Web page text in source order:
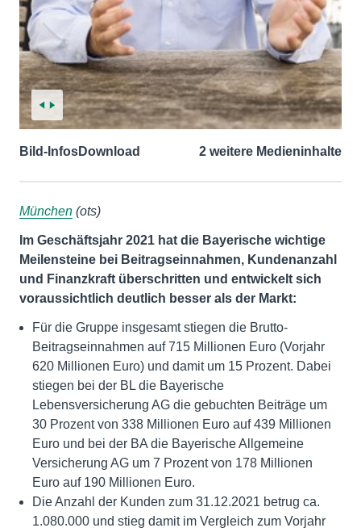
Bild-InfosDownload 2 weitere Medieninhalte
München (ots)
Im Geschäftsjahr 2021 hat die Bayerische wichtige
Meilensteine bei Beitragseinnahmen, Kundenanzahl
und Finanzkraft überschritten und entwickelt sich
voraussichtlich deutlich besser als der Markt:
Für die Gruppe insgesamt stiegen die Brutto-
Beitragseinnahmen auf 715 Millionen Euro (Vorjahr
620 Millionen Euro) und damit um 15 Prozent. Dabei
stiegen bei der BL die Bayerische
Lebensversicherung AG die gebuchten Beiträge um
30 Prozent von 338 Millionen Euro auf 439 Millionen
Euro und bei der BA die Bayerische Allgemeine
Versicherung AG um 7 Prozent von 178 Millionen
Euro auf 190 Millionen Euro.
Die Anzahl der Kunden zum 31.12.2021 betrug ca.
1.080.000 und stieg damit im Vergleich zum Vorjahr